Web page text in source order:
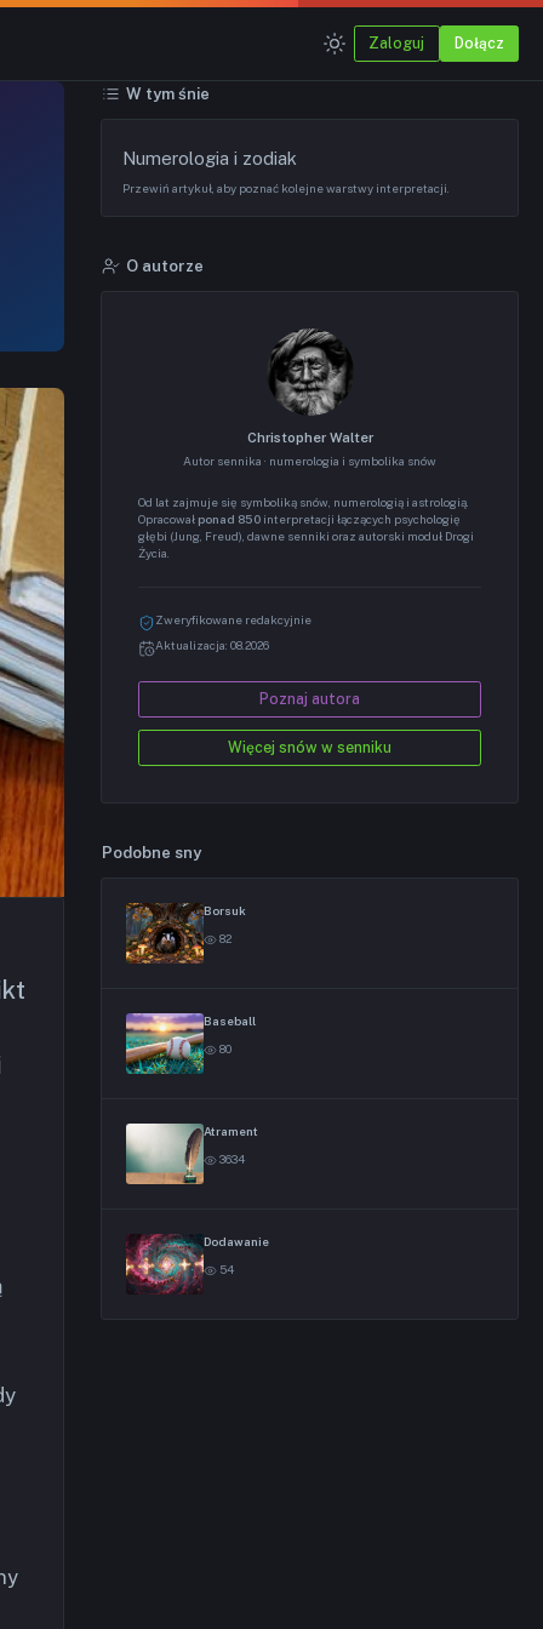
Zaloguj Dołącz
W tym śnie
Numerologia i zodiak
Przewiń artykuł, aby poznać kolejne warstwy interpretacji.
O autorze
Christopher Walter
Autor sennika · numerologia i symbolika snów
Od lat zajmuje się symboliką snów, numerologią i astrologią.
Opracował ponad 850 interpretacji łączących psychologię
głębi (Jung, Freud), dawne senniki oraz autorski moduł Drogi
Życia.
Zweryfikowane redakcyjnie
Aktualizacja: 08.2026
Poznaj autora
Więcej snów w senniku
Podobne sny
Borsuk
82
Baseball
80
Atrament
3634
Dodawanie
54